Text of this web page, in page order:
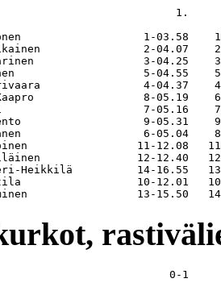
1.
1-03.58
2-04.07
3-04.25
5-04.55
4-04.37
8-05.19
7-05.16
9-05.31
6-05.04
11-12.08
12-12.40
Heikkilä          14-16.55
10-12.01
0-1